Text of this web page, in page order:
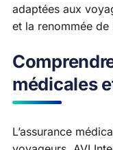
adaptées aux
et la renommée de
médicales
L’assurance